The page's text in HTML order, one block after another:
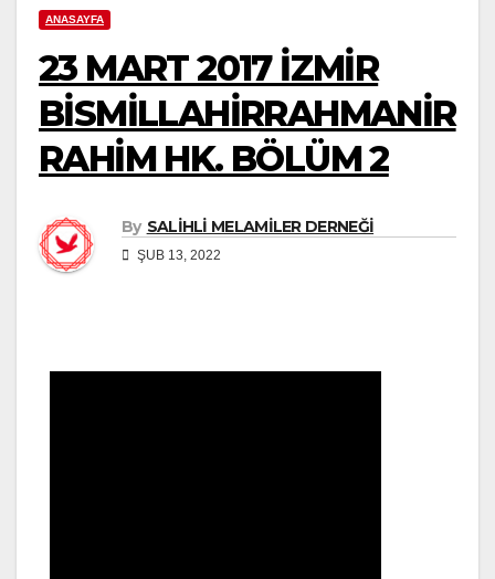
ANASAYFA
23 MART 2017 İZMİR
BİSMİLLAHİRRAHMANİR
RAHİM HK. BÖLÜM 2
By SALİHLİ MELAMİLER DERNEĞİ
ŞUB 13, 2022